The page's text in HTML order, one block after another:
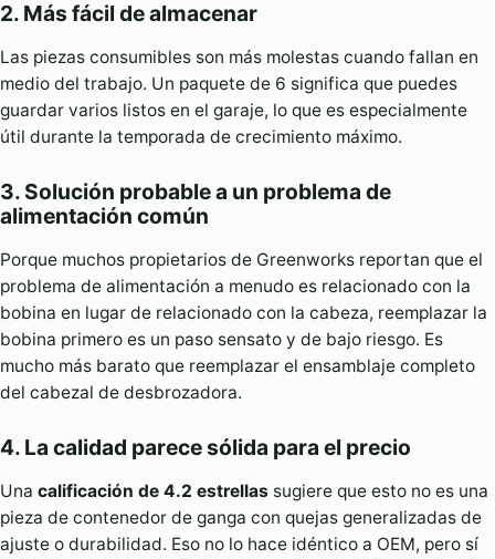
2. Más fácil de almacenar
Las piezas consumibles son más molestas cuando fallan en
medio del trabajo. Un paquete de 6 significa que puedes
guardar varios listos en el garaje, lo que es especialmente
útil durante la temporada de crecimiento máximo.
3. Solución probable a un problema de
alimentación común
Porque muchos propietarios de Greenworks reportan que el
problema de alimentación a menudo es relacionado con la
bobina en lugar de relacionado con la cabeza, reemplazar la
bobina primero es un paso sensato y de bajo riesgo. Es
mucho más barato que reemplazar el ensamblaje completo
del cabezal de desbrozadora.
4. La calidad parece sólida para el precio
Una calificación de 4.2 estrellas sugiere que esto no es una
pieza de contenedor de ganga con quejas generalizadas de
ajuste o durabilidad. Eso no lo hace idéntico a OEM, pero sí